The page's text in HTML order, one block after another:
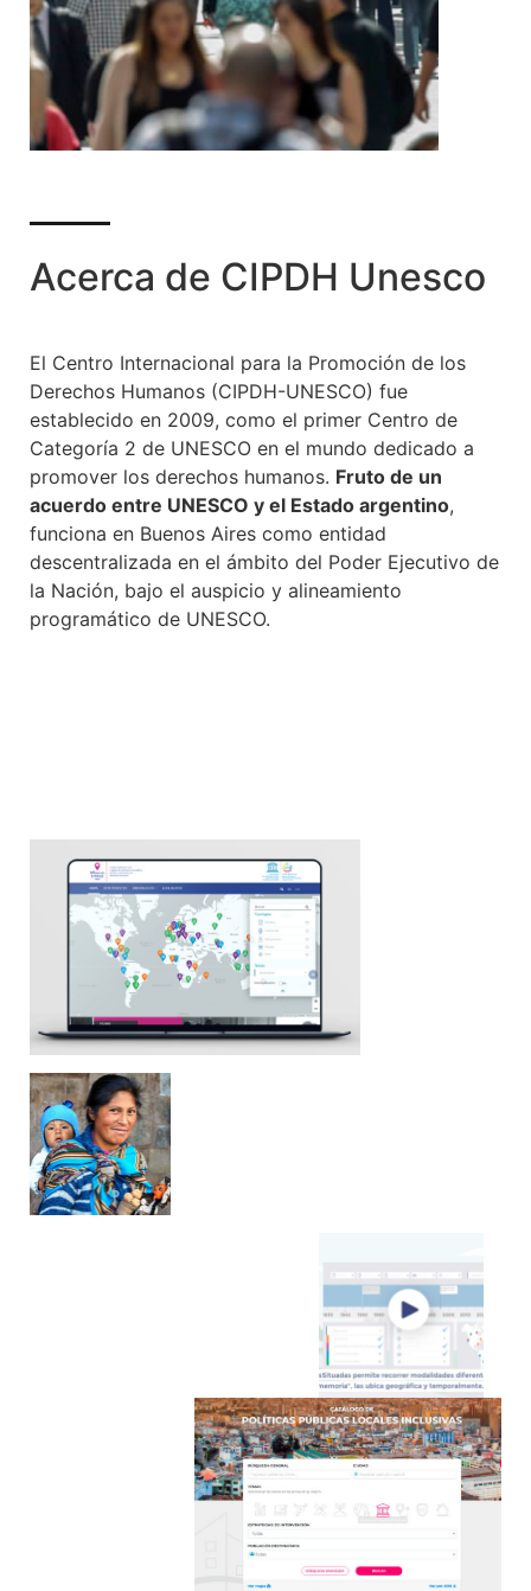
Acerca de CIPDH Unesco
El Centro Internacional para la Promoción de los
Derechos Humanos (CIPDH-UNESCO) fue
establecido en 2009, como el primer Centro de
Categoría 2 de UNESCO en el mundo dedicado a
promover los derechos humanos. Fruto de un
acuerdo entre UNESCO y el Estado argentino,
funciona en Buenos Aires como entidad
descentralizada en el ámbito del Poder Ejecutivo de
la Nación, bajo el auspicio y alineamiento
programático de UNESCO.